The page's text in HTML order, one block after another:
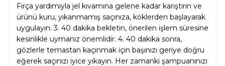
Fırça yardımıyla jel kıvamına gelene kadar karıştırın ve
ürünü kuru, yıkanmamış saçınıza, köklerden başlayarak
uygulayın. 3. 40 dakika bekletin, önerilen işlem süresine
kesinlikle uymanız önemlidir. 4. 40 dakika sonra,
gözlerle temastan kaçınmak için başınızı geriye doğru
eğerek saçınızı iyice yıkayın. Her zamanki şampuanınızı